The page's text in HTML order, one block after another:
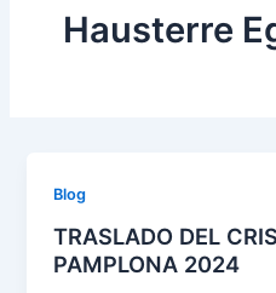
Hausterre
Blog
TRASLADO DEL
PAMPLONA 2024